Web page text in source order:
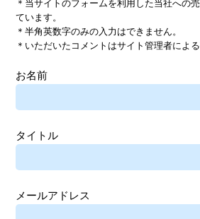
＊当サイトのフォームを利用した当社への
ています。
＊半角英数字のみの入力はできません。
＊いただいたコメントはサイト管理者によ
お名前
タイトル
メールアドレス